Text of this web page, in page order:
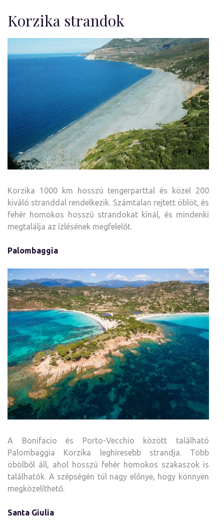
Korzika strandok
Korzika 1000 km hosszú tengerparttal és közel 200
kiváló stranddal rendelkezik. Számtalan rejtett öblöt, és
fehér homokos hosszú strandokat kínál, és mindenki
megtalálja az ízlésének megfelelőt.
Palombaggia
A Bonifacio és Porto-Vecchio között található
Palombaggia Korzika leghíresebb strandja. Több
öbölből áll, ahol hosszú fehér homokos szakaszok is
találhatók. A szépségén túl nagy előnye, hogy könnyen
megközelíthető.
Santa Giulia